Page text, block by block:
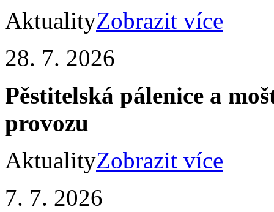
AktualityZobrazit více
28. 7. 2026
Pěstitelská pálenice a
provozu
AktualityZobrazit více
7. 7. 2026